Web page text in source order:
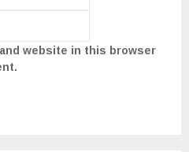
website in this browser